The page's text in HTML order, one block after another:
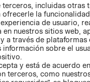
AVISO DE
PRIVACIDAD
GIFT CARD
AVISO DE
incluidas otras
la
de usuario,
nuestros sitios web,
a través de plataformas
sobre el
y está de acuerdo
terceros, como